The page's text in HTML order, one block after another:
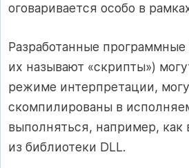
оговаривается особо в
Разработанные программные
их называют «скрипты»)
режиме интерпретации,
скомпилированы в
выполняться, например, как
из библиотеки DLL.